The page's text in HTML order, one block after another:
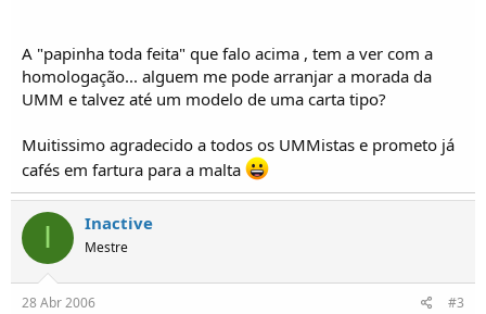
A "papinha toda feita" que falo acima , tem a ver com a
homologação... alguem me pode arranjar a morada da
UMM e talvez até um modelo de uma carta tipo?
Muitissimo agradecido a todos os UMMistas e prometo já
cafés em fartura para a malta
I Inactive
Mestre
28 Abr 2006 #3